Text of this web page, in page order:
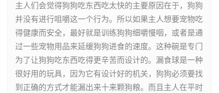
主人们会觉得狗狗吃东西吃太快的主要原因在于，狗狗
并没有进行咀嚼这一个行为。所以如果主人想要宠物吃
得健康而安全，最好就是训练狗狗细嚼慢咽，或者是通
过一些宠物用品来延缓狗狗进食的速度。这种碗是专门
为了让狗狗吃东西吃得更辛苦而设计的。漏食球是一种
很好用的玩具，因为它有设计好的机关，狗狗必须要找
到正确的方式才能漏出来十来颗狗粮。而且主人在平时